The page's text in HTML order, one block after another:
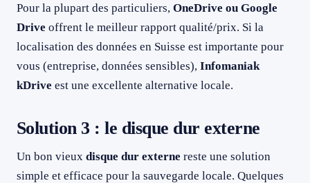
Pour la plupart des particuliers, OneDrive ou Google
Drive offrent le meilleur rapport qualité/prix. Si la
localisation des données en Suisse est importante pour
vous (entreprise, données sensibles), Infomaniak
kDrive est une excellente alternative locale.
Solution 3 : le disque dur externe
Un bon vieux disque dur externe reste une solution
simple et efficace pour la sauvegarde locale. Quelques